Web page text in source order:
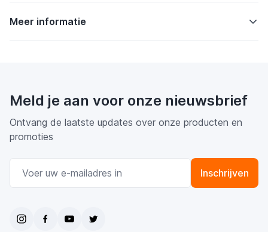
Meer informatie
Meld je aan voor onze nieuwsbrief
Ontvang de laatste updates over onze producten en
promoties
Inschrijven